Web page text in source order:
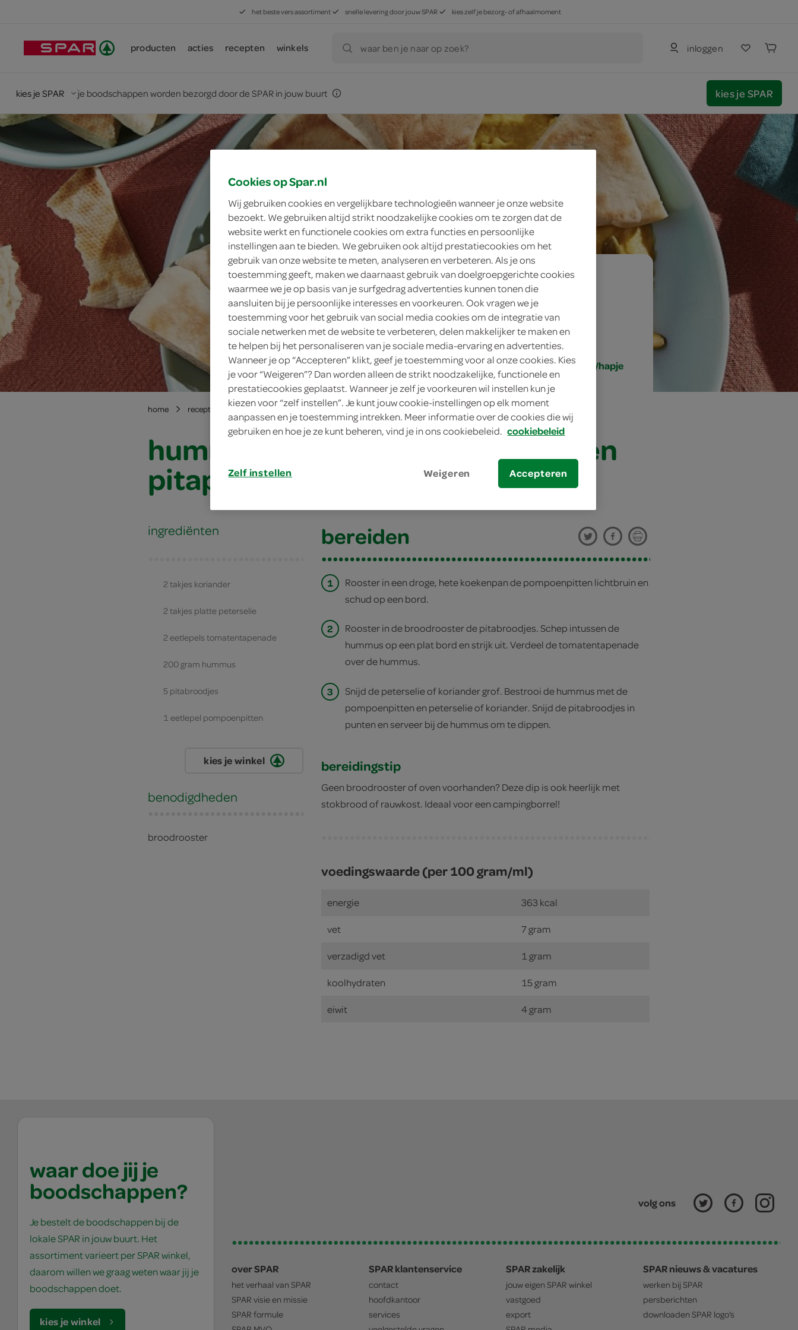
het beste vers assortiment snelle levering door jouw SPAR kies zelf je bezorg- of afhaalmoment
producten acties recepten winkels waar ben je naar op zoek? inloggen
kies je SPAR je boodschappen worden bezorgd door de SPAR in jouw buurt kies je SPAR
4 personen
eenvoudig
10 min.
klein gerecht, klein gerecht/hapje
home recepten hummus met tomatentapenade en pitapuntjes
hummus met tomatentapenade en
pitapuntjes
ingrediënten
2 takjes koriander
2 takjes platte peterselie
2 eetlepels tomatentapenade
200 gram hummus
5 pitabroodjes
1 eetlepel pompoenpitten
kies je winkel
benodigdheden
broodrooster
bereiden
1
Rooster in een droge, hete koekenpan de pompoenpitten lichtbruin en
schud op een bord.
2
Rooster in de broodrooster de pitabroodjes. Schep intussen de
hummus op een plat bord en strijk uit. Verdeel de tomatentapenade
over de hummus.
3
Snijd de peterselie of koriander grof. Bestrooi de hummus met de
pompoenpitten en peterselie of koriander. Snijd de pitabroodjes in
punten en serveer bij de hummus om te dippen.
bereidingstip
Geen broodrooster of oven voorhanden? Deze dip is ook heerlijk met
stokbrood of rauwkost. Ideaal voor een campingborrel!
voedingswaarde (per 100 gram/ml)
energie 363 kcal
vet 7 gram
verzadigd vet 1 gram
koolhydraten 15 gram
eiwit 4 gram
waar doe jij je
boodschappen?
Je bestelt de boodschappen bij de
lokale SPAR in jouw buurt. Het
assortiment varieert per SPAR winkel,
daarom willen we graag weten waar jij je
boodschappen doet.
kies je winkel
volg ons
over SPAR
het verhaal van SPAR
SPAR visie en missie
SPAR formule
SPAR klantenservice
contact
hoofdkantoor
services
SPAR zakelijk
jouw eigen SPAR winkel
vastgoed
export
SPAR nieuws & vacatures
werken bij SPAR
persberichten
downloaden SPAR logo's
Cookies op Spar.nl
Wij gebruiken cookies en vergelijkbare technologieën wanneer je onze website
bezoekt. We gebruiken altijd strikt noodzakelijke cookies om te zorgen dat de
website werkt en functionele cookies om extra functies en persoonlijke
instellingen aan te bieden. We gebruiken ook altijd prestatiecookies om het
gebruik van onze website te meten, analyseren en verbeteren. Als je ons
toestemming geeft, maken we daarnaast gebruik van doelgroepgerichte cookies
waarmee we je op basis van je surfgedrag advertenties kunnen tonen die
aansluiten bij je persoonlijke interesses en voorkeuren. Ook vragen we je
toestemming voor het gebruik van social media cookies om de integratie van
sociale netwerken met de website te verbeteren, delen makkelijker te maken en
te helpen bij het personaliseren van je sociale media-ervaring en advertenties.
Wanneer je op “Accepteren” klikt, geef je toestemming voor al onze cookies. Kies
je voor “Weigeren”? Dan worden alleen de strikt noodzakelijke, functionele en
prestatiecookies geplaatst. Wanneer je zelf je voorkeuren wil instellen kun je
kiezen voor “zelf instellen”. Je kunt jouw cookie-instellingen op elk moment
aanpassen en je toestemming intrekken. Meer informatie over de cookies die wij
gebruiken en hoe je ze kunt beheren, vind je in ons cookiebeleid. cookiebeleid
Zelf instellen Weigeren Accepteren